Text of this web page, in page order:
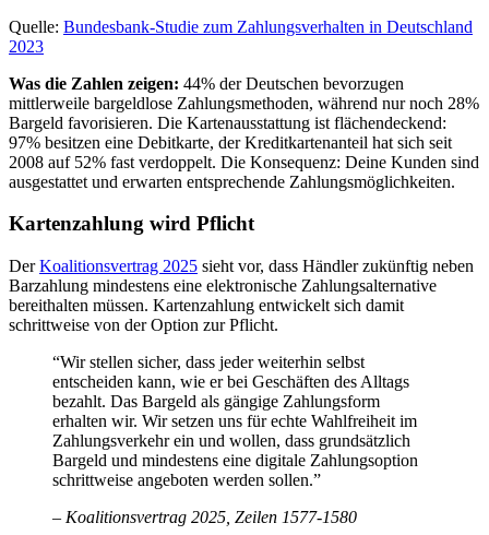
Quelle: Bundesbank-Studie zum Zahlungsverhalten in Deutschland
2023
Was die Zahlen zeigen: 44% der Deutschen bevorzugen
mittlerweile bargeldlose Zahlungsmethoden, während nur noch 28%
Bargeld favorisieren. Die Kartenausstattung ist flächendeckend:
97% besitzen eine Debitkarte, der Kreditkartenanteil hat sich seit
2008 auf 52% fast verdoppelt. Die Konsequenz: Deine Kunden sind
ausgestattet und erwarten entsprechende Zahlungsmöglichkeiten.
Kartenzahlung wird Pflicht
Der Koalitionsvertrag 2025 sieht vor, dass Händler zukünftig neben
Barzahlung mindestens eine elektronische Zahlungsalternative
bereithalten müssen. Kartenzahlung entwickelt sich damit
schrittweise von der Option zur Pflicht.
“Wir stellen sicher, dass jeder weiterhin selbst
entscheiden kann, wie er bei Geschäften des Alltags
bezahlt. Das Bargeld als gängige Zahlungsform
erhalten wir. Wir setzen uns für echte Wahlfreiheit im
Zahlungsverkehr ein und wollen, dass grundsätzlich
Bargeld und mindestens eine digitale Zahlungsoption
schrittweise angeboten werden sollen.”
– Koalitionsvertrag 2025, Zeilen 1577-1580